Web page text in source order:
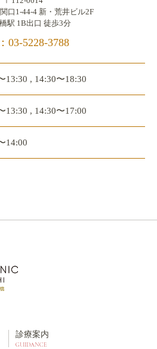
口1-44-4 新・荒井ビル2F
駅 1B出口 徒歩3分
03-5228-3788
13:30 , 14:30〜18:30
13:30 , 14:30〜17:00
14:00
診療案内
GUIDANCE